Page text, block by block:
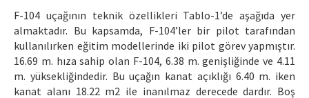
F-104 uçağının teknik özellikleri Tablo-1’de aşağıda yer
almaktadır. Bu kapsamda, F-104’ler bir pilot tarafından
kullanılırken eğitim modellerinde iki pilot görev yapmıştır.
16.69 m. hıza sahip olan F-104, 6.38 m. genişliğinde ve 4.11
m. yüksekliğindedir. Bu uçağın kanat açıklığı 6.40 m. iken
kanat alanı 18.22 m2 ile inanılmaz derecede dardır. Boş